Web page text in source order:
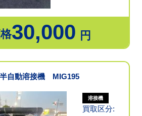
30,000 円
自動溶接機 MIG195
溶接機
買取区分: